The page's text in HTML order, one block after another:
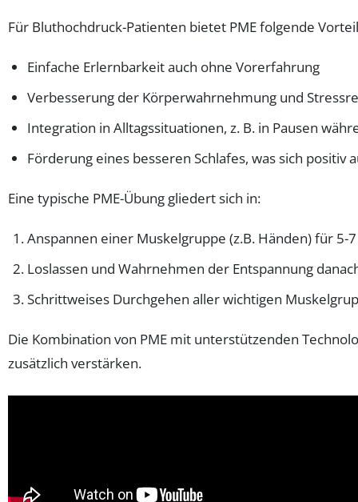
Für Bluthochdruck-Patienten bietet PME folgende
Einfache Erlernbarkeit auch ohne Vorerfahrung
Verbesserung der Körperwahrnehmung und
Integration in Alltagssituationen, z. B. in Pausen
Förderung eines besseren Schlafes, was sich positiv
Eine typische PME-Übung gliedert sich in:
Anspannen einer Muskelgruppe (z.B. Händen) für 5-
Loslassen und Wahrnehmen der Entspannung
Schrittweises Durchgehen aller wichtigen
Die Kombination von PME mit unterstützenden
zusätzlich verstärken.